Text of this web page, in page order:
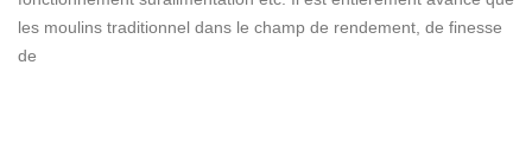
les moulins traditionnel dans le champ de rendement, de finesse
de